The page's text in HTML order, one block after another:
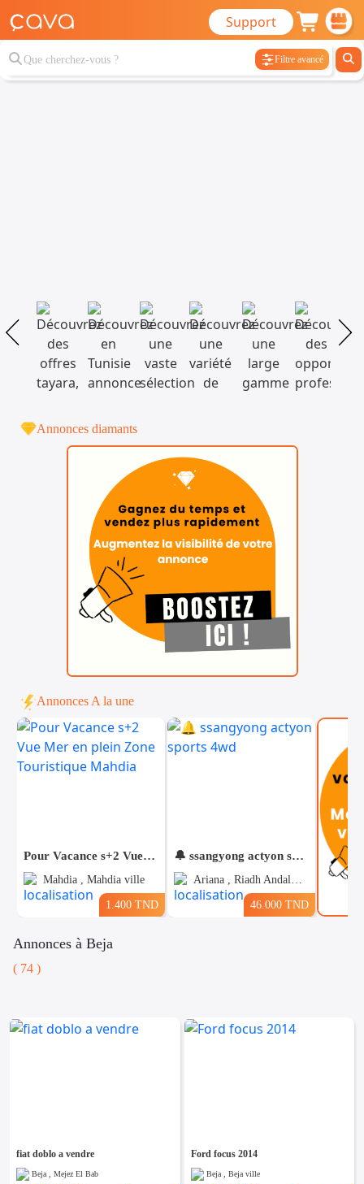
Support
Filtre avancé
Voitures
Annonces diamants
Annonces A la une
Pour Vacance s+2 Vue Mer en plein Zone Touristique Mahdia
Mahdia , Mahdia ville
1.400 TND
🔔 ssangyong actyon sports 4wd
Ariana , Riadh Andalous
46.000 TND
Annonces à Beja
( 74 )
fiat doblo a vendre
Beja , Mejez El Bab
Ford focus 2014
Beja , Beja ville